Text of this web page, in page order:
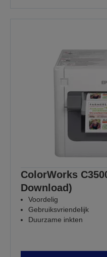
ColorWorks
Download)
Voordelig
Gebruiksvriendelijk
Duurzame inkten